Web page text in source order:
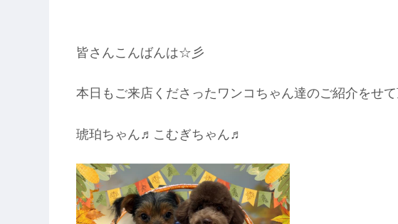
皆さんこんばんは☆彡
本日もご来店くださったワンコちゃん達のご紹介をせ
琥珀ちゃん♬こむぎちゃん♬